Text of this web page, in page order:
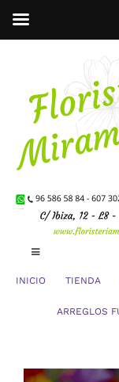
contenido
Toggle
INICIO TIENDA
ARREGLOS